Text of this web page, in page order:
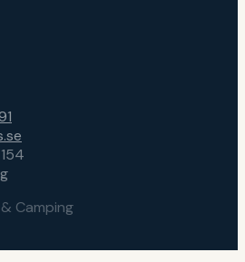
Camping